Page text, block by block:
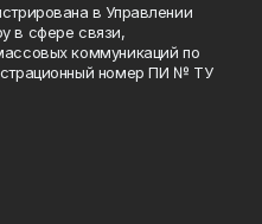
в Управлении
в сфере связи,
коммуникаций по
номер ПИ № ТУ